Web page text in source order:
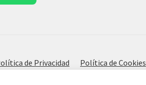
de Privacidad Política de Cookies